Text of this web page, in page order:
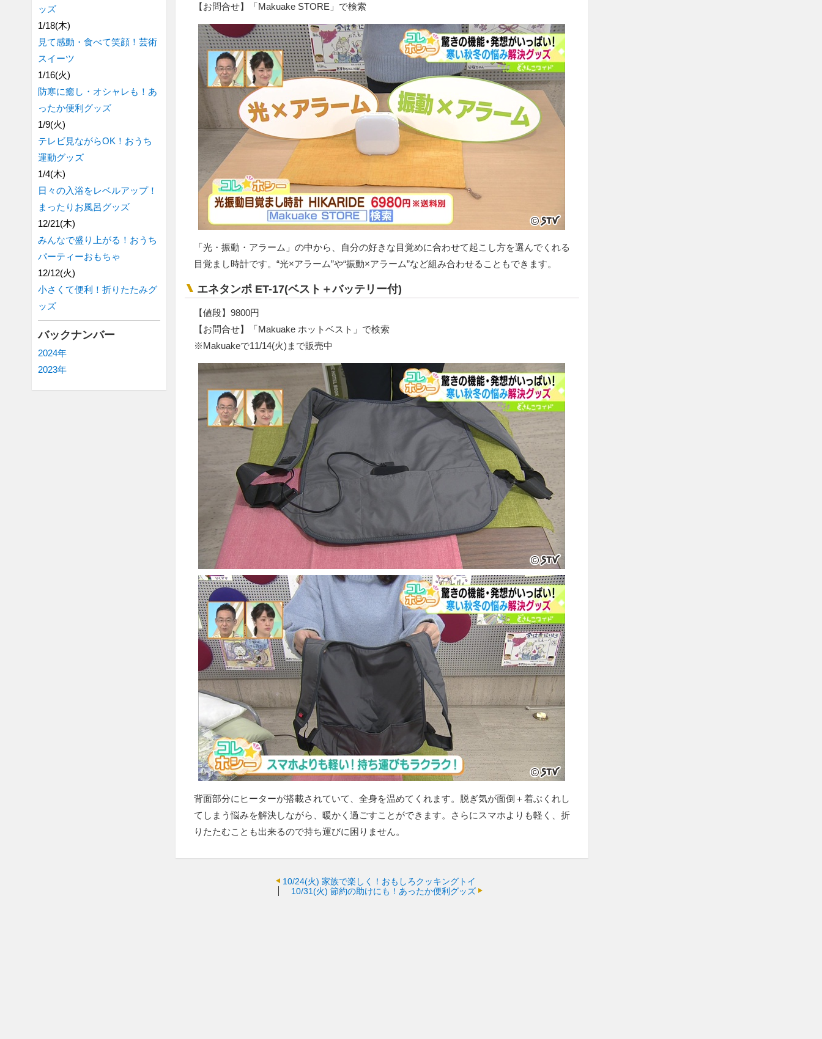
【お問合せ】「Makuake STORE」で検索
「光・振動・アラーム」の中から、自分の好きな目覚めに合わせて起こし方を選んでくれる
目覚まし時計です。“光×アラーム”や“振動×アラーム”など組み合わせることもできます。
エネタンポ ET-17(ベスト＋バッテリー付)
【値段】9800円
【お問合せ】「Makuake ホットベスト」で検索
※Makuakeで11/14(火)まで販売中
背面部分にヒーターが搭載されていて、全身を温めてくれます。脱ぎ気が面倒＋着ぶくれし
てしまう悩みを解決しながら、暖かく過ごすことができます。さらにスマホよりも軽く、折
りたたむことも出来るので持ち運びに困りません。
10/24(火) 家族で楽しく！おもしろクッキングトイ
10/31(火) 節約の助けにも！あったか便利グッズ
ッズ
1/18(木)
見て感動・食べて笑顔！芸術
スイーツ
1/16(火)
防寒に癒し・オシャレも！あ
ったか便利グッズ
1/9(火)
テレビ見ながらOK！おうち
運動グッズ
1/4(木)
日々の入浴をレベルアップ！
まったりお風呂グッズ
12/21(木)
みんなで盛り上がる！おうち
パーティーおもちゃ
12/12(火)
小さくて便利！折りたたみグ
ッズ
バックナンバー
2024年
2023年